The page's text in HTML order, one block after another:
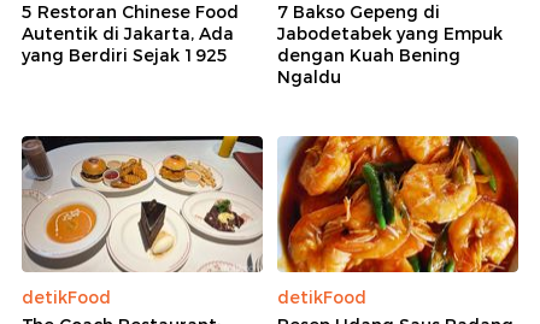
5 Restoran Chinese Food
Autentik di Jakarta, Ada
yang Berdiri Sejak 1925
7 Bakso Gepeng di
Jabodetabek yang Empuk
dengan Kuah Bening
Ngaldu
detikFood
detikFood